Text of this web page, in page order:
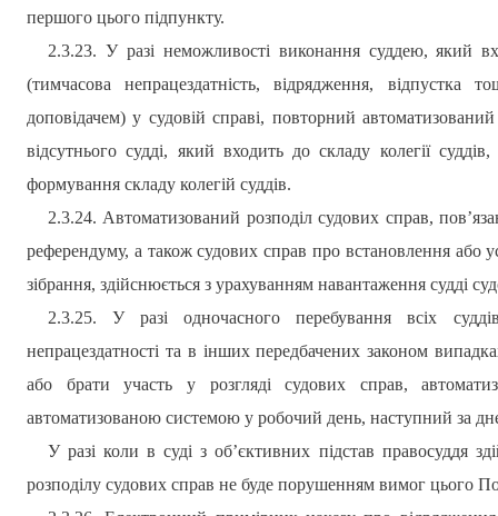
першого цього підпункту.
2.3.23. У разі неможливості виконання суддею, який
(тимчасова непрацездатність, відрядження,
доповідачем) у судовій справі, повторний
відсутнього судді, який входить до складу колегії
формування складу колегій суддів.
2.3.24. Автоматизований розподіл судових справ,
референдуму, а також судових справ про встановлення або
зібрання, здійснюється з урахуванням навантаження судді
2.3.25. У разі одночасного перебування всіх
непрацездатності та в інших передбачених законом
або брати участь у розгляді судових справ,
автоматизованою системою у робочий день, наступний за
У разі коли в суді з об’єктивних підстав правосуддя
розподілу судових справ не буде порушенням вимог цього